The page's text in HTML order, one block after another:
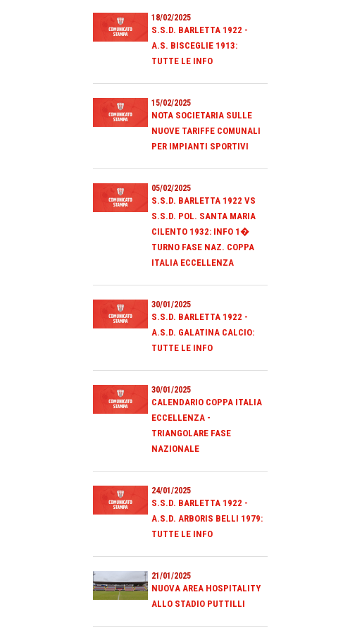
18/02/2025
S.S.D. BARLETTA 1922 -
A.S. BISCEGLIE 1913:
TUTTE LE INFO
15/02/2025
NOTA SOCIETARIA SULLE
NUOVE TARIFFE COMUNALI
PER IMPIANTI SPORTIVI
05/02/2025
S.S.D. BARLETTA 1922 VS
S.S.D. POL. SANTA MARIA
CILENTO 1932: INFO 1�
TURNO FASE NAZ. COPPA
ITALIA ECCELLENZA
30/01/2025
S.S.D. BARLETTA 1922 -
A.S.D. GALATINA CALCIO:
TUTTE LE INFO
30/01/2025
CALENDARIO COPPA ITALIA
ECCELLENZA -
TRIANGOLARE FASE
NAZIONALE
24/01/2025
S.S.D. BARLETTA 1922 -
A.S.D. ARBORIS BELLI 1979:
TUTTE LE INFO
21/01/2025
NUOVA AREA HOSPITALITY
ALLO STADIO PUTTILLI